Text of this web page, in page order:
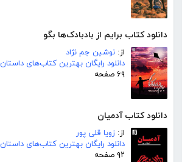
دانلود کتاب برایم از بادبادک‌ها بگو
از: نوشین جم نژاد
دانلود رایگان بهترین کتاب‌های داستان
۶۹ صفحه
دانلود کتاب آدمیان
از: زویا قلی پور
دانلود رایگان بهترین کتاب‌های داستان
۹۲ صفحه